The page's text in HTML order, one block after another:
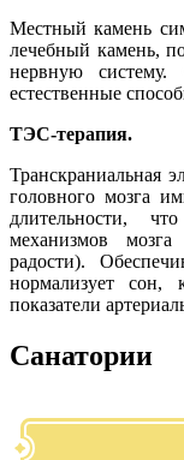
Местный камень
лечебный камень,
нервную систему.
естественные
ТЭС-терапия.
Транскраниальная
головного мозга
длительности,
механизмов
радости).
нормализует сон,
показатели
Санатории